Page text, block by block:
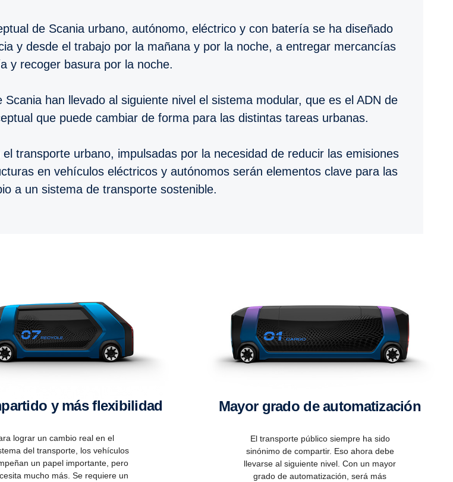
de Scania urbano, autónomo, eléctrico y con batería se ha diseñado
y desde el trabajo por la mañana y por la noche, a entregar mercancías
y recoger basura por la noche.
han llevado al siguiente nivel el sistema modular, que es el ADN de
que puede cambiar de forma para las distintas tareas urbanas.
transporte urbano, impulsadas por la necesidad de reducir las emisiones
en vehículos eléctricos y autónomos serán elementos clave para las
a un sistema de transporte sostenible.
y más flexibilidad
lograr un cambio real en el
del transporte, los vehículos
un papel importante, pero
mucho más. Se requiere un
Mayor grado de automatización
El transporte público siempre ha sido
sinónimo de compartir. Eso ahora debe
llevarse al siguiente nivel. Con un mayor
grado de automatización, será más